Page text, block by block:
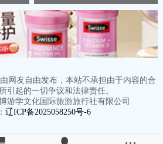
Pharma
网友自由发布，本站不承担由于内容的合
引起的一切争议和法律责任。
游学文化国际旅游旅行社有限公司
辽ICP备2025058250号-6